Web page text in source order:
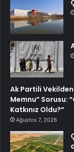
Ak Partili
Memnu” Sorusu:
Katkınız Oldu?”
Ağustos 7, 2026